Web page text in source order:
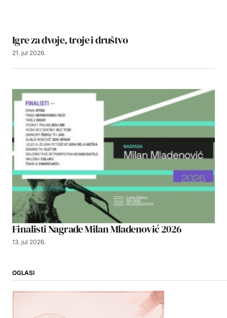
Igre za dvoje, troje i društvo
21. jul 2026.
Finalisti Nagrade Milan Mladenović 2026
13. jul 2026.
OGLASI